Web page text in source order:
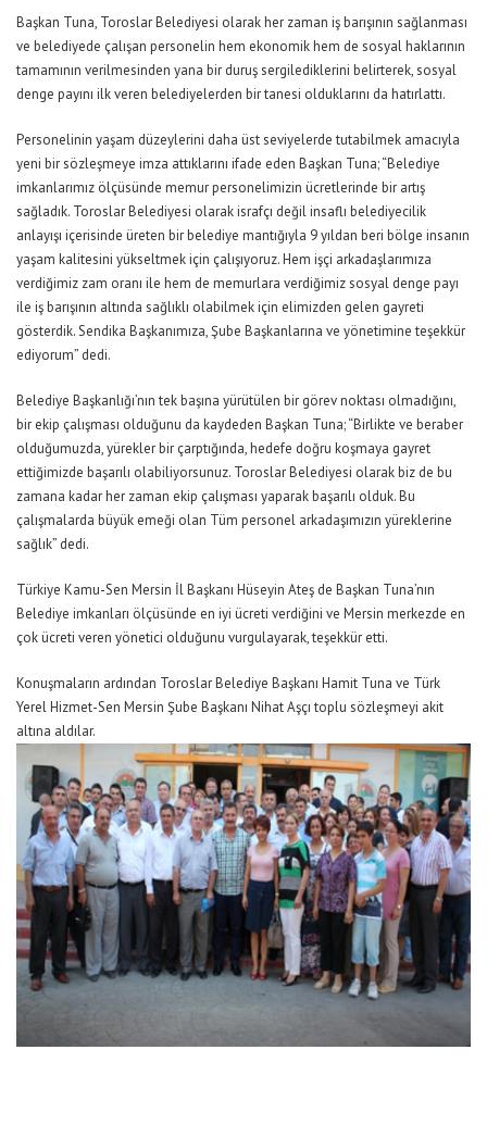
Başkan Tuna, Toroslar Belediyesi olarak her zaman iş barışının sağlanması
ve belediyede çalışan personelin hem ekonomik hem de sosyal haklarının
tamamının verilmesinden yana bir duruş sergilediklerini belirterek, sosyal
denge payını ilk veren belediyelerden bir tanesi olduklarını da hatırlattı.
Personelinin yaşam düzeylerini daha üst seviyelerde tutabilmek amacıyla
yeni bir sözleşmeye imza attıklarını ifade eden Başkan Tuna; “Belediye
imkanlarımız ölçüsünde memur personelimizin ücretlerinde bir artış
sağladık. Toroslar Belediyesi olarak israfçı değil insaflı belediyecilik
anlayışı içerisinde üreten bir belediye mantığıyla 9 yıldan beri bölge insanın
yaşam kalitesini yükseltmek için çalışıyoruz. Hem işçi arkadaşlarımıza
verdiğimiz zam oranı ile hem de memurlara verdiğimiz sosyal denge payı
ile iş barışının altında sağlıklı olabilmek için elimizden gelen gayreti
gösterdik. Sendika Başkanımıza, Şube Başkanlarına ve yönetimine teşekkür
ediyorum” dedi.
Belediye Başkanlığı’nın tek başına yürütülen bir görev noktası olmadığını,
bir ekip çalışması olduğunu da kaydeden Başkan Tuna; “Birlikte ve beraber
olduğumuzda, yürekler bir çarptığında, hedefe doğru koşmaya gayret
ettiğimizde başarılı olabiliyorsunuz. Toroslar Belediyesi olarak biz de bu
zamana kadar her zaman ekip çalışması yaparak başarılı olduk. Bu
çalışmalarda büyük emeği olan Tüm personel arkadaşımızın yüreklerine
sağlık” dedi.
Türkiye Kamu-Sen Mersin İl Başkanı Hüseyin Ateş de Başkan Tuna’nın
Belediye imkanları ölçüsünde en iyi ücreti verdiğini ve Mersin merkezde en
çok ücreti veren yönetici olduğunu vurgulayarak, teşekkür etti.
Konuşmaların ardından Toroslar Belediye Başkanı Hamit Tuna ve Türk
Yerel Hizmet-Sen Mersin Şube Başkanı Nihat Aşçı toplu sözleşmeyi akit
altına aldılar.